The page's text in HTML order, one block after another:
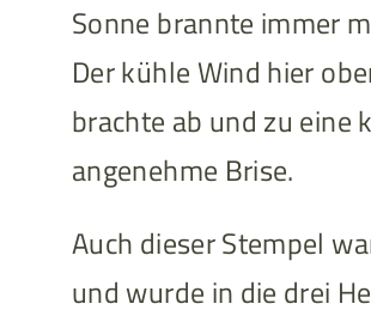
Sonne brannte immer
Der kühle Wind hier
brachte ab und zu eine
angenehme Brise.
Auch dieser Stempel
und wurde in die drei